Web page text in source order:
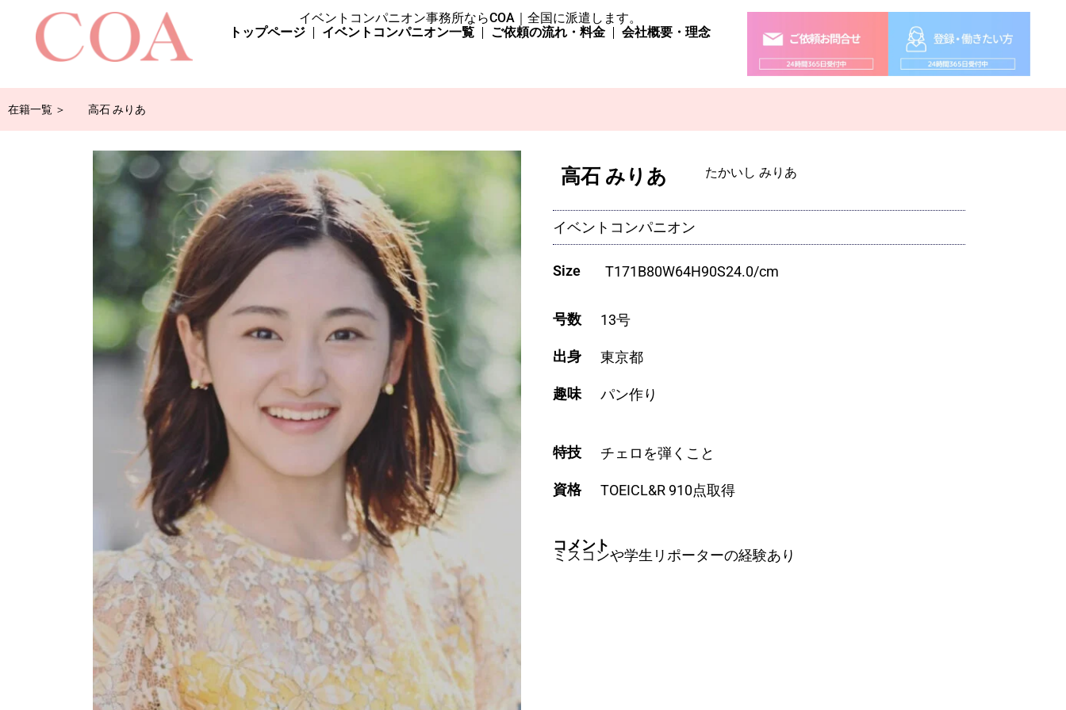
イベントコンパニオン事務所ならCOA｜全国に派遣します。
トップページ
イベントコンパニオン一覧 ご依頼の流れ・料金 会社概要・理念
在籍一覧 ＞ 高石 みりあ
高石 みりあ たかいし みりあ
イベントコンパニオン
Size T171B80W64H90S24.0/cm
号数 13号
出身 東京都
趣味 パン作り
特技 チェロを弾くこと
資格 TOEICL&R 910点取得
コメント
ミスコンや学生リポーターの経験あり